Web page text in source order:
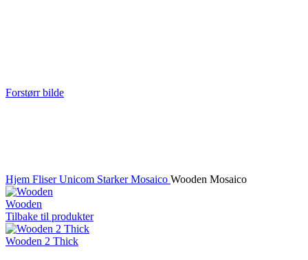
Forstørr bilde
Hjem FliserUnicom StarkerMosaico Wooden Mosaico
Wooden
Tilbake til produkter
Wooden 2 Thick